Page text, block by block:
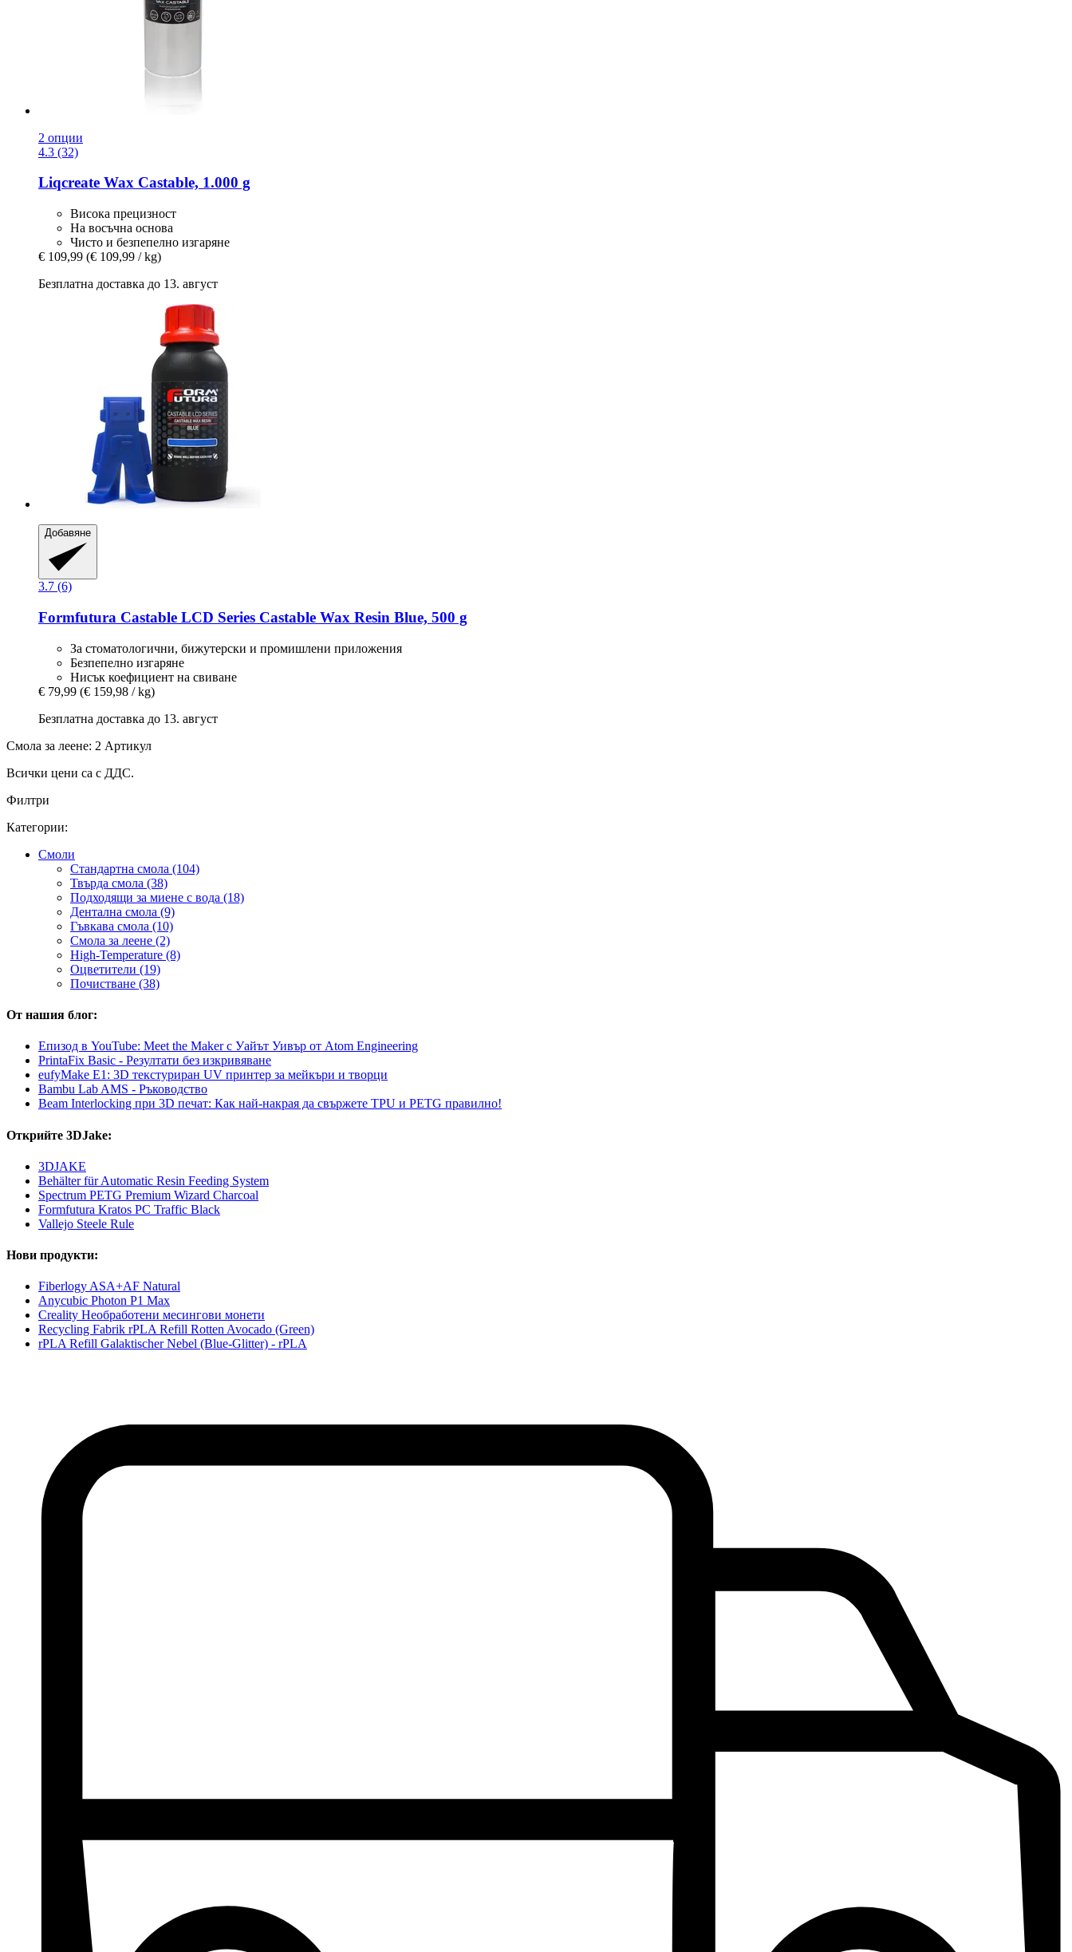
2 опции
4.3 (32)
Liqcreate Wax Castable, 1.000 g
Висока прецизност
На восъчна основа
Чисто и безпепелно изгаряне
€ 109,99 (€ 109,99 / kg)
Безплатна доставка до 13. август
Добавяне
3.7 (6)
Formfutura Castable LCD Series Castable Wax Resin Blue, 500 g
За стоматологични, бижутерски и промишлени приложения
Безпепелно изгаряне
Нисък коефициент на свиване
€ 79,99 (€ 159,98 / kg)
Безплатна доставка до 13. август
Смола за леене: 2 Артикул
Всички цени са с ДДС.
Филтри
Категории:
Смоли
Стандартна смола (104)
Твърда смола (38)
Подходящи за миене с вода (18)
Дентална смола (9)
Гъвкава смола (10)
Смола за леене (2)
High-Temperature (8)
Оцветители (19)
Почистване (38)
От нашия блог:
Епизод в YouTube: Meet the Maker с Уайът Уивър от Atom Engineering
PrintaFix Basic - Резултати без изкривяване
eufyMake E1: 3D текстуриран UV принтер за мейкъри и творци
Bambu Lab AMS - Ръководство
Beam Interlocking при 3D печат: Как най-накрая да свържете TPU и PETG правилно!
Открийте 3DJake:
3DJAKE
Behälter für Automatic Resin Feeding System
Spectrum PETG Premium Wizard Charcoal
Formfutura Kratos PC Traffic Black
Vallejo Steele Rule
Нови продукти:
Fiberlogy ASA+AF Natural
Anycubic Photon P1 Max
Creality Необработени месингови монети
Recycling Fabrik rPLA Refill Rotten Avocado (Green)
rPLA Refill Galaktischer Nebel (Blue-Glitter) - rPLA